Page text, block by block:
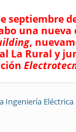
septiembre
una nueva
,
La Rural y
Ingeniería Eléctrica